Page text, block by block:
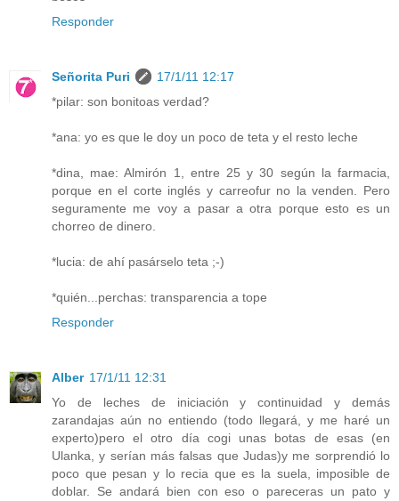
Responder
Señorita Puri
17/1/11 12:17
*pilar: son bonitoas verdad?
*ana: yo es que le doy un poco de teta y el resto leche
*dina, mae: Almirón 1, entre 25 y 30 según la farmacia,
porque en el corte inglés y carreofur no la venden. Pero
seguramente me voy a pasar a otra porque esto es un
chorreo de dinero.
*lucia: de ahí pasárselo teta ;-)
*quién...perchas: transparencia a tope
Responder
Alber 17/1/11 12:31
Yo de leches de iniciación y continuidad y demás
zarandajas aún no entiendo (todo llegará, y me haré un
experto)pero el otro día cogi unas botas de esas (en
Ulanka, y serían más falsas que Judas)y me sorprendió lo
poco que pesan y lo recia que es la suela, imposible de
doblar. Se andará bien con eso o pareceras un pato y